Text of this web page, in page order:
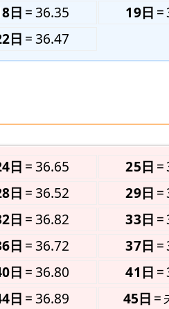
日 36.35 19日
日 36.47
日 36.65 25日
日 36.52 29日
日 36.82 33日
日 36.72 37日
日 36.80 41日
日 36.89 45日